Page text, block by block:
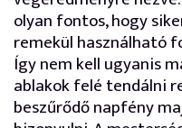
olyan fontos, hogy
remekül használható
Így nem kell ugyanis
ablakok felé tendálni
beszűrődő napfény